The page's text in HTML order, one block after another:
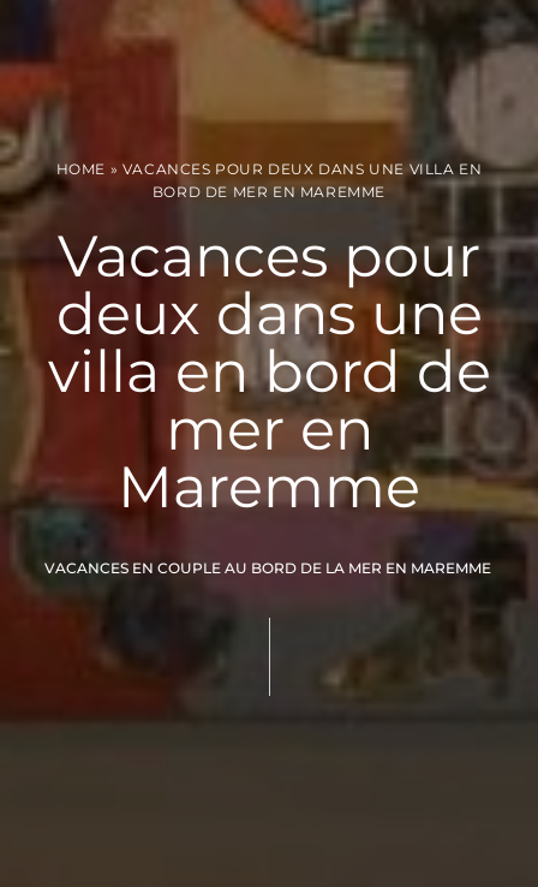
HOME » VACANCES POUR DEUX DANS UNE VILLA EN
BORD DE MER EN MAREMME
Vacances pour
deux dans une
villa en bord de
mer en
Maremme
VACANCES EN COUPLE AU BORD DE LA MER EN MAREMME